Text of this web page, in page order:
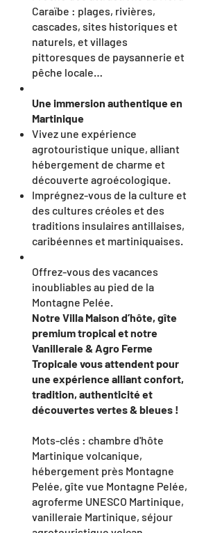
Caraïbe : plages, rivières,
cascades, sites historiques et
naturels, et villages
pittoresques de paysannerie et
pêche locale…
Une immersion authentique en
Martinique
Vivez une expérience
agrotouristique unique, alliant
hébergement de charme et
découverte agroécologique.
Imprégnez-vous de la culture et
des cultures créoles et des
traditions insulaires antillaises,
caribéennes et martiniquaises.
Offrez-vous des vacances
inoubliables au pied de la
Montagne Pelée.
Notre Villa Maison d’hôte, gîte
premium tropical et notre
Vanilleraie & Agro Ferme
Tropicale vous attendent pour
une expérience alliant confort,
tradition, authenticité et
découvertes vertes & bleues !
Mots-clés : chambre d'hôte
Martinique volcanique,
hébergement près Montagne
Pelée, gîte vue Montagne Pelée,
agroferme UNESCO Martinique,
vanilleraie Martinique, séjour